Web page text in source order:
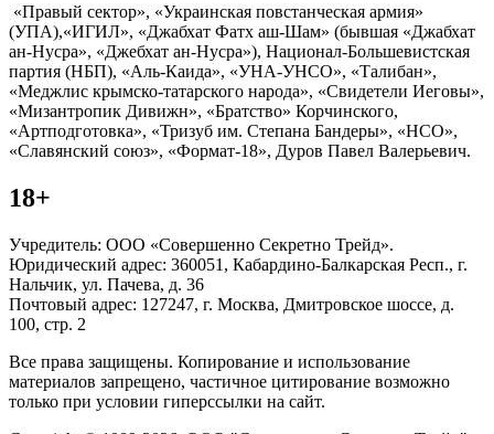
«Правый сектор», «Украинская повстанческая армия»
(УПА),«ИГИЛ», «Джабхат Фатх аш-Шам» (бывшая «Джабхат
ан-Нусра», «Джебхат ан-Нусра»), Национал-Большевистская
партия (НБП), «Аль-Каида», «УНА-УНСО», «Талибан»,
«Меджлис крымско-татарского народа», «Свидетели Иеговы»,
«Мизантропик Дивижн», «Братство» Корчинского,
«Артподготовка», «Тризуб им. Степана Бандеры», «НСО»,
«Славянский союз», «Формат-18», Дуров Павел Валерьевич.
18+
Учредитель: ООО «Совершенно Секретно Трейд».
Юридический адрес: 360051, Кабардино-Балкарская Респ., г.
Нальчик, ул. Пачева, д. 36
Почтовый адрес: 127247, г. Москва, Дмитровское шоссе, д.
100, стр. 2
Все права защищены. Копирование и использование
материалов запрещено, частичное цитирование возможно
только при условии гиперссылки на сайт.